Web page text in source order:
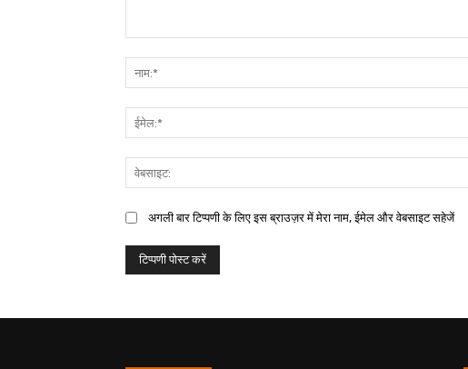
अगली बार टिप्पणी के लिए इस ब्राउज़र में मेरा नाम, ईमेल और वेबसाइट सहेजें